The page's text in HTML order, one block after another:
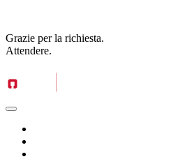
Grazie per la richiesta.
Attendere.